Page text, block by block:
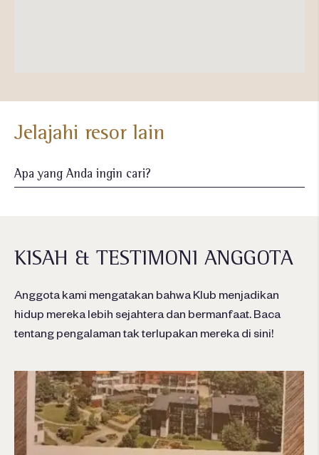
Jelajahi resor lain
KISAH & TESTIMONI ANGGOTA
Anggota kami mengatakan bahwa Klub menjadikan
hidup mereka lebih sejahtera dan bermanfaat. Baca
tentang pengalaman tak terlupakan mereka di sini!